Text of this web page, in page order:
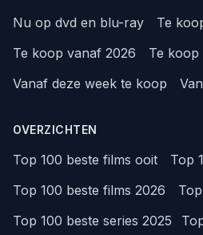
Nu op dvd en blu-ray
Te
Te koop vanaf 2026
Te koop
Vanaf deze week te koop
OVERZICHTEN
Top 100 beste films ooit
Top
Top 100 beste films 2026
Top 100 beste series 2025